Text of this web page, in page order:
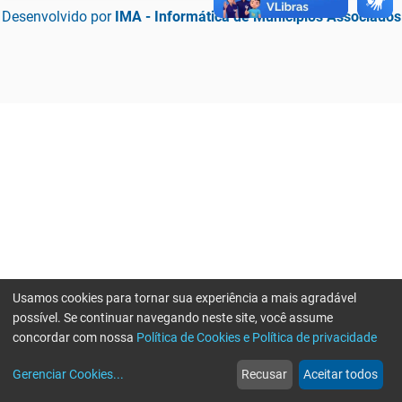
Desenvolvido por IMA - Informática de Municípios Associados
web
Notícias
more_horiz
Mais
Usamos cookies para tornar sua experiência a mais agradável
possível. Se continuar navegando neste site, você assume
concordar com nossa Política de Cookies e Política de privacidade
Gerenciar Cookies... Recusar Aceitar todos
Erro ao enviar informações, por favor tente novamente